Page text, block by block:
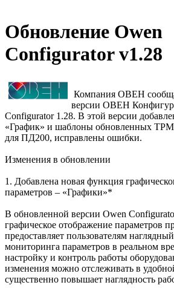
Обновление Owen
Configurator v1.28
Компания ОВЕН
версии ОВЕН
Configurator 1.28. В этой версии
«График» и шаблоны обновленных
для ПД200, исправлены ошибки.
Изменения в обновлении
1. Добавлена новая функция
параметров – «Графики»*
В обновленной версии Owen
графическое отображение параметров
предоставляет пользователям
мониторинга параметров в реальном
настройку и контроль работы
изменения можно отслеживать в
существенно повышает наглядность